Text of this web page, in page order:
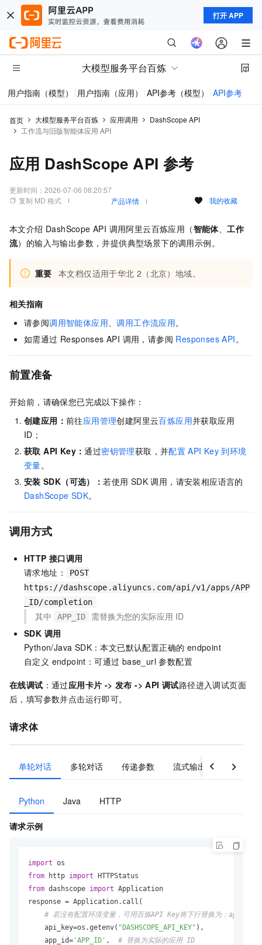
打开 APP
大模型服务平台百炼
用户指南（模型） 用户指南（应用） API参考（模型） API参考（应
首页 大模型服务平台百炼 应用调用
DashScope API
工作流与旧版智能体应用 API
应用 DashScope API 参考
更新时间： 2026-07-06 08:20:57
复制 MD 格式
产品详情 我的收藏
本文介绍 DashScope API 调用阿里云百炼应用（智能体、工作
流）的输入与输出参数，并提供典型场景下的调用示例。
重要 本文档仅适用于华北 2（北京）地域。
相关指南
请参阅调用智能体应用、调用工作流应用。
如需通过 Responses API 调用，请参阅 Responses API。
前置准备
开始前，请确保您已完成以下操作：
创建应用： 前往应用管理创建阿里云百炼应用并获取应用
ID；
获取 API Key：通过密钥管理获取，并配置 API Key 到环境
变量。
安装 SDK（可选）：若使用 SDK 调用，请安装相应语言的
DashScope SDK。
调用方式
HTTP 接口调用
请求地址：
POST
https://dashscope.aliyuncs.com/api/v1/apps/APP
_ID/completion
其中 APP_ID
需替换为您的实际应用 ID
SDK 调用
Python/Java SDK：本文已默认配置正确的 endpoint
自定义 endpoint：可通过 base_url 参数配置
在线调试 ：通过应用卡片 -> 发布 -> API 调试路径进入调试页面
后，填写参数并点击运行即可。
请求体
单轮对话 多轮对话 传递参数 流式输出 检索知识
Python Java HTTP
请求示例
import
from http import
from dashscope import Application
response = Application.call(
# 若没有配置环境变量，可用百炼API Key将下行替换为：
    api_key=os.getenv(
"DASHSCOPE_API_KEY" ),
    app_id=
'APP_ID' , # 替换为实际的应用 ID